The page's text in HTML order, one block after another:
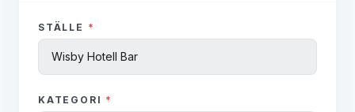
STÄLLE *
KATEGORI *